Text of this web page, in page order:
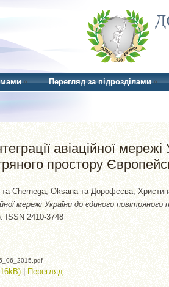
Перегляд за підрозділами
авіаційної
простору
та Chernega, Oksana та Дорофєєва,
мережі України до єдиного
ISSN 2410-3748
| Перегляд